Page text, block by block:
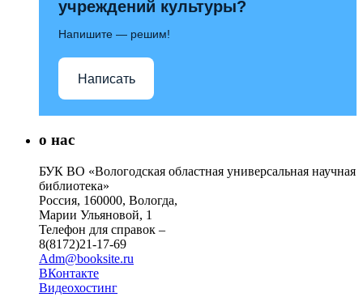
учреждений культуры?
Напишите — решим!
Написать
о нас
БУК ВО «Вологодская областная универсальная научная
библиотека»
Россия, 160000, Вологда,
Марии Ульяновой, 1
Телефон для справок –
8(8172)21-17-69
Adm@booksite.ru
ВКонтакте
Видеохостинг